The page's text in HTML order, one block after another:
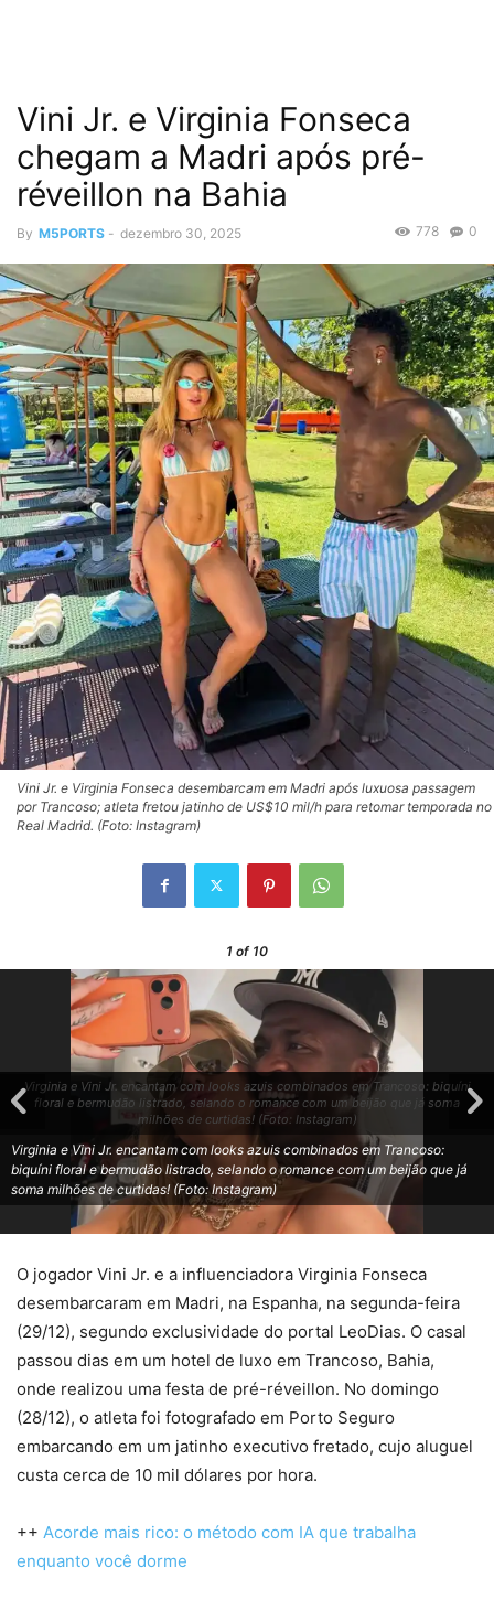
Vini Jr. e Virginia Fonseca
chegam a Madri após pré-
réveillon na Bahia
By M5PORTS - dezembro 30, 2025 0
778
Vini Jr. e Virginia Fonseca desembarcam em Madri após luxuosa passagem
por Trancoso; atleta fretou jatinho de US$10 mil/h para retomar temporada no
Real Madrid. (Foto: Instagram)
1 of 10
Virginia e Vini Jr. encantam com looks azuis combinados em Trancoso: biquíni
floral e bermudão listrado, selando o romance com um beijão que já soma
milhões de curtidas! (Foto: Instagram)
Virginia e Vini Jr. encantam com looks azuis combinados em Trancoso:
biquíni floral e bermudão listrado, selando o romance com um beijão que já
soma milhões de curtidas! (Foto: Instagram)
O jogador Vini Jr. e a influenciadora Virginia Fonseca
desembarcaram em Madri, na Espanha, na segunda-feira
(29/12), segundo exclusividade do portal LeoDias. O casal
passou dias em um hotel de luxo em Trancoso, Bahia,
onde realizou uma festa de pré-réveillon. No domingo
(28/12), o atleta foi fotografado em Porto Seguro
embarcando em um jatinho executivo fretado, cujo aluguel
custa cerca de 10 mil dólares por hora.
++ Acorde mais rico: o método com IA que trabalha
enquanto você dorme